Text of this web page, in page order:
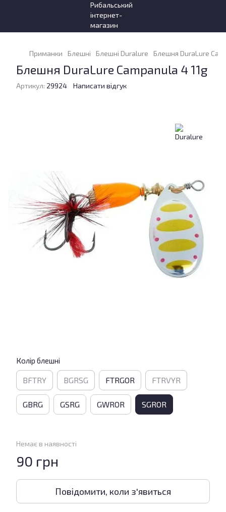
Приманки Блешні Блешні Duralure Блешня DuraLure
Блешня DuraLure Campanula 4 11g
Артикул: 29924 Написати відгук
Колір блешні
BFTRY BGRSG FTRGOR FTRVYR
GBRG GSRG GWROR SGROR
Немає в наявності
90 грн
Повідомити, коли з'явиться